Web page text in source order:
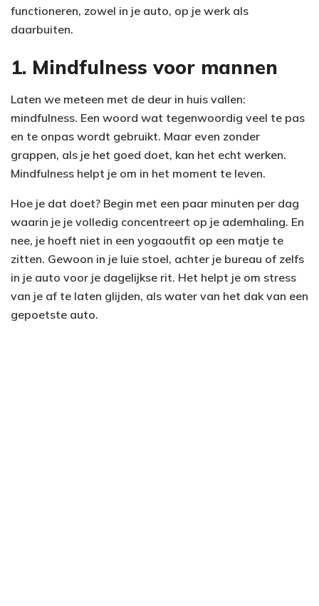
functioneren, zowel in je auto, op je werk als
daarbuiten.
1. Mindfulness voor mannen
Laten we meteen met de deur in huis vallen:
mindfulness. Een woord wat tegenwoordig veel te pas
en te onpas wordt gebruikt. Maar even zonder
grappen, als je het goed doet, kan het echt werken.
Mindfulness helpt je om in het moment te leven.
Hoe je dat doet? Begin met een paar minuten per dag
waarin je je volledig concentreert op je ademhaling. En
nee, je hoeft niet in een yogaoutfit op een matje te
zitten. Gewoon in je luie stoel, achter je bureau of zelfs
in je auto voor je dagelijkse rit. Het helpt je om stress
van je af te laten glijden, als water van het dak van een
gepoetste auto.